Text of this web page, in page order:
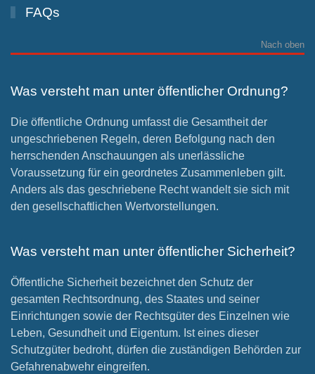
FAQs
Nach oben
Was versteht man unter öffentlicher Ordnung?
Die öffentliche Ordnung umfasst die Gesamtheit der
ungeschriebenen Regeln, deren Befolgung nach den
herrschenden Anschauungen als unerlässliche
Voraussetzung für ein geordnetes Zusammenleben gilt.
Anders als das geschriebene Recht wandelt sie sich mit
den gesellschaftlichen Wertvorstellungen.
Was versteht man unter öffentlicher Sicherheit?
Öffentliche Sicherheit bezeichnet den Schutz der
gesamten Rechtsordnung, des Staates und seiner
Einrichtungen sowie der Rechtsgüter des Einzelnen wie
Leben, Gesundheit und Eigentum. Ist eines dieser
Schutzgüter bedroht, dürfen die zuständigen Behörden zur
Gefahrenabwehr eingreifen.